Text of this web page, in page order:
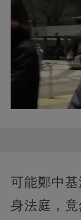
可能鄭中
身法庭，